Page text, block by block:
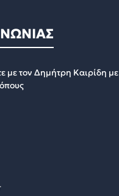
με τον Δημήτρη Καιρίδη με